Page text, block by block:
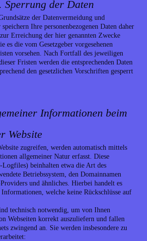
Sperrung der Daten
der Datenvermeidung und
Ihre personenbezogenen Daten daher
Erreichung der hier genannten Zwecke
es die vom Gesetzgeber vorgesehenen
vorsehen. Nach Fortfall des jeweiligen
Fristen werden die entsprechenden Daten
den gesetzlichen Vorschriften gesperrt
Informationen beim
Website
zugreifen, werden automatisch mittels
allgemeiner Natur erfasst. Diese
beinhalten etwa die Art des
Betriebssystem, den Domainnamen
und ähnliches. Hierbei handelt es
welche keine Rückschlüsse auf
technisch notwendig, um von Ihnen
Webseiten korrekt auszuliefern und fallen
zwingend an. Sie werden insbesondere zu